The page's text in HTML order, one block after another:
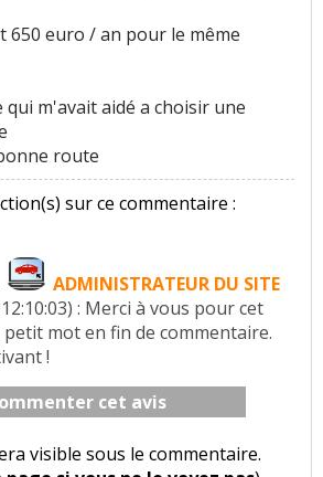
650 euro / an pour le même
qui m'avait aidé a choisir une
route
sur ce commentaire :
ADMINISTRATEUR DU SITE
: Merci à vous pour cet
mot en fin de commentaire.
!
cet avis
visible sous le commentaire.